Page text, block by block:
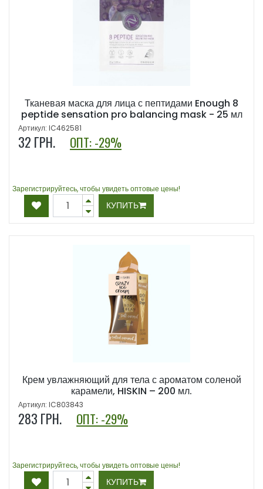
Тканевая маска для лица с пептидами Enough 8
peptide sensation pro balancing mask - 25 мл
Артикул: IC462581
32 ГРН. ОПТ: -29%
Зарегистрируйтесь, чтобы увидеть оптовые цены!
КУПИТЬ
Крем увлажняющий для тела с ароматом соленой
карамели, HISKIN – 200 мл.
Артикул: IC803843
283 ГРН. ОПТ: -29%
Зарегистрируйтесь, чтобы увидеть оптовые цены!
КУПИТЬ